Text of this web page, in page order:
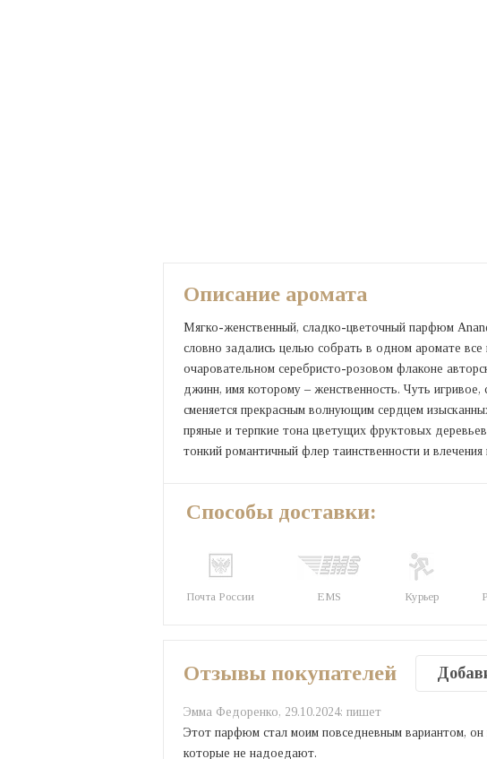
Описание аромата
Мягко-женственный, сладко-цветочный парфюм
словно задались целью собрать в одном аромате
очаровательном серебристо-розовом флаконе
джинн, имя которому – женственность. Чуть игривое,
сменяется прекрасным волнующим сердцем
пряные и терпкие тона цветущих фруктовых
тонкий романтичный флер таинственности и
Способы доставки:
Почта России EMS Курьер
Отзывы покупателей
Эмма Федоренко, 29.10.2024: пишет
Этот парфюм стал моим повседневным вариантом,
которые не надоедают.